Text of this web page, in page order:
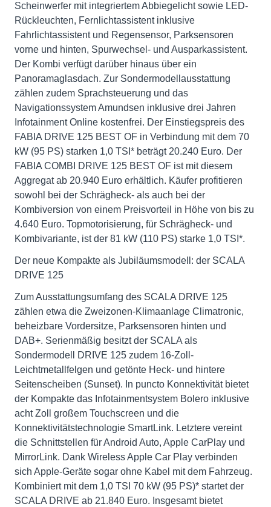
Scheinwerfer mit integriertem Abbiegelicht sowie LED-
Rückleuchten, Fernlichtassistent inklusive
Fahrlichtassistent und Regensensor, Parksensoren
vorne und hinten, Spurwechsel- und Ausparkassistent.
Der Kombi verfügt darüber hinaus über ein
Panoramaglasdach. Zur Sondermodellausstattung
zählen zudem Sprachsteuerung und das
Navigationssystem Amundsen inklusive drei Jahren
Infotainment Online kostenfrei. Der Einstiegspreis des
FABIA DRIVE 125 BEST OF in Verbindung mit dem 70
kW (95 PS) starken 1,0 TSI* beträgt 20.240 Euro. Der
FABIA COMBI DRIVE 125 BEST OF ist mit diesem
Aggregat ab 20.940 Euro erhältlich. Käufer profitieren
sowohl bei der Schrägheck- als auch bei der
Kombiversion von einem Preisvorteil in Höhe von bis zu
4.640 Euro. Topmotorisierung, für Schrägheck- und
Kombivariante, ist der 81 kW (110 PS) starke 1,0 TSI*.
Der neue Kompakte als Jubiläumsmodell: der SCALA
DRIVE 125
Zum Ausstattungsumfang des SCALA DRIVE 125
zählen etwa die Zweizonen-Klimaanlage Climatronic,
beheizbare Vordersitze, Parksensoren hinten und
DAB+. Serienmäßig besitzt der SCALA als
Sondermodell DRIVE 125 zudem 16-Zoll-
Leichtmetallfelgen und getönte Heck- und hintere
Seitenscheiben (Sunset). In puncto Konnektivität bietet
der Kompakte das Infotainmentsystem Bolero inklusive
acht Zoll großem Touchscreen und die
Konnektivitätstechnologie SmartLink. Letztere vereint
die Schnittstellen für Android Auto, Apple CarPlay und
MirrorLink. Dank Wireless Apple Car Play verbinden
sich Apple-Geräte sogar ohne Kabel mit dem Fahrzeug.
Kombiniert mit dem 1,0 TSI 70 kW (95 PS)* startet der
SCALA DRIVE ab 21.840 Euro. Insgesamt bietet